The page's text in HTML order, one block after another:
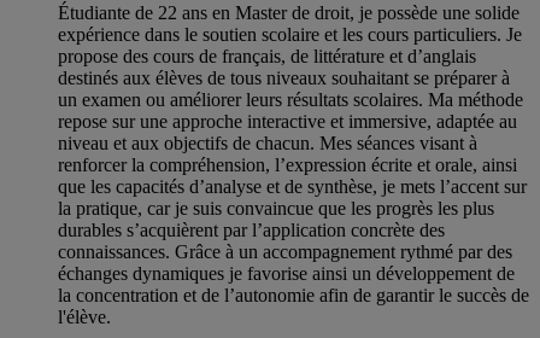
Étudiante de 22 ans en Master de droit, je possède une solide
expérience dans le soutien scolaire et les cours particuliers. Je
propose des cours de français, de littérature et d’anglais
destinés aux élèves de tous niveaux souhaitant se préparer à
un examen ou améliorer leurs résultats scolaires. Ma méthode
repose sur une approche interactive et immersive, adaptée au
niveau et aux objectifs de chacun. Mes séances visant à
renforcer la compréhension, l’expression écrite et orale, ainsi
que les capacités d’analyse et de synthèse, je mets l’accent sur
la pratique, car je suis convaincue que les progrès les plus
durables s’acquièrent par l’application concrète des
connaissances. Grâce à un accompagnement rythmé par des
échanges dynamiques je favorise ainsi un développement de
la concentration et de l’autonomie afin de garantir le succès de
l'élève.